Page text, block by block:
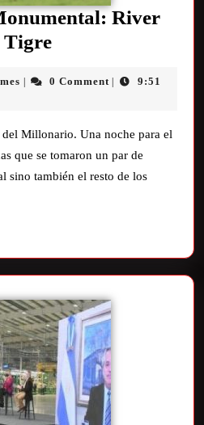
River
Tigre
| 0 Comment |
9:51
del Millonario. Una noche para el
que se tomaron un par de
sino también el resto de los